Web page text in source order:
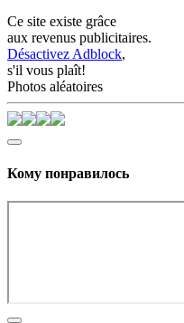
Ce site existe grâce
aux revenus publicitaires.
Désactivez Adblock,
s'il vous plaît!
Photos aléatoires
Кому понравилось